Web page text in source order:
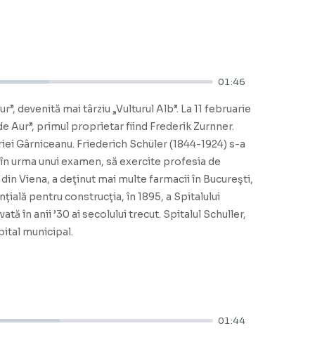
01:46
devenită mai târziu „Vulturul Alb”. La 11 februarie
Aur”, primul proprietar fiind Frederik Zurnner.
Gârniceanu. Friederich Schüler (1844-1924) s-a
urma unui examen, să exercite profesia de
Viena, a deţinut mai multe farmacii în Bucureşti,
pentru construcţia, în 1895, a Spitalului
în anii ’30 ai secolului trecut. Spitalul Schuller,
municipal.
01:44